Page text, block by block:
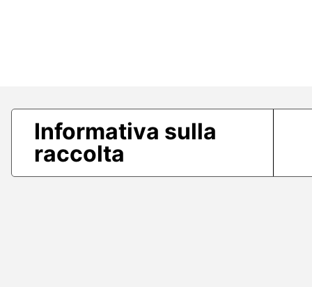
Informativa sulla
raccolta